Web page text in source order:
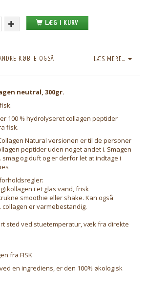
LÆG I KURV
LÆS MERE...
KØBTE OGSÅ
neutral, 300gr.
100 % hydrolyseret collagen peptider
fisk.
Natural versionen er til de personer
peptider uden noget andet i. Smagen
og duft og er derfor let at indtage i
kollagen i et glas vand, frisk
smoothie eller shake. Kan også
collagen er varmebestandig.
sted ved stuetemperatur, væk fra direkte
fra FISK
en ingrediens, er den 100% økologisk